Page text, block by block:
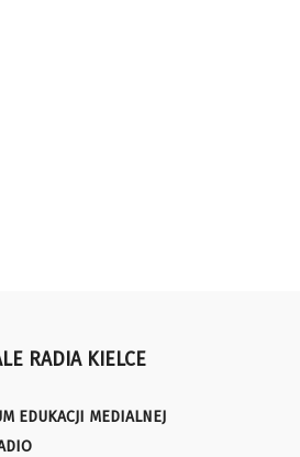
RADIA KIELCE
EDUKACJI MEDIALNEJ